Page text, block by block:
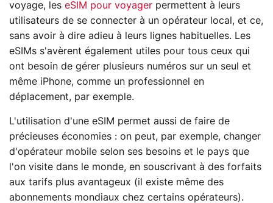
voyage, les eSIM pour voyager permettent à leurs
utilisateurs de se connecter à un opérateur local, et ce,
sans avoir à dire adieu à leurs lignes habituelles. Les
eSIMs s'avèrent également utiles pour tous ceux qui
ont besoin de gérer plusieurs numéros sur un seul et
même iPhone, comme un professionnel en
déplacement, par exemple.
L'utilisation d'une eSIM permet aussi de faire de
précieuses économies : on peut, par exemple, changer
d'opérateur mobile selon ses besoins et le pays que
l'on visite dans le monde, en souscrivant à des forfaits
aux tarifs plus avantageux (il existe même des
abonnements mondiaux chez certains opérateurs).